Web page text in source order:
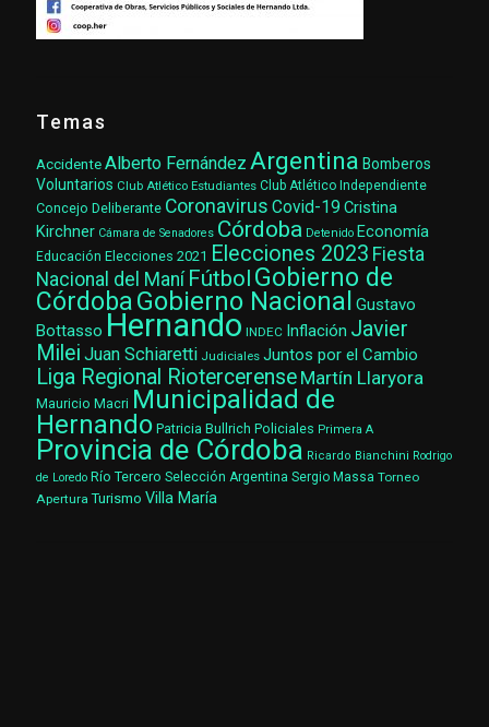
Temas
AccidenteAlberto Fernández Argentina Bomberos
Voluntarios Club Atlético Estudiantes Club Atlético Independiente
Concejo Deliberante Coronavirus Covid-19 Cristina
Kirchner Cámara de Senadores Córdoba Detenido Economía
Educación Elecciones 2021 Elecciones 2023 Fiesta
Nacional del Maní Fútbol Gobierno de
CórdobaGobierno Nacional Gustavo
Bottasso Hernando INDEC Inflación Javier
Milei Juan Schiaretti Judiciales Juntos por el Cambio
Liga Regional Riotercerense Martín Llaryora
Mauricio Macri Municipalidad de
Hernando Patricia Bullrich Policiales Primera A
Provincia de Córdoba Ricardo Bianchini Rodrigo
de Loredo Río Tercero Selección Argentina Sergio Massa Torneo
Apertura Turismo Villa María